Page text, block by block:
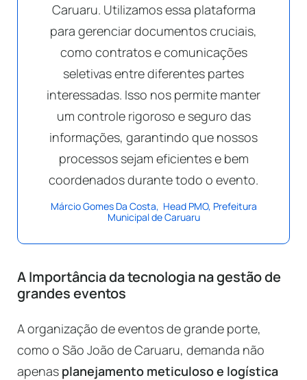
Caruaru. Utilizamos essa plataforma
para gerenciar documentos cruciais,
como contratos e comunicações
seletivas entre diferentes partes
interessadas. Isso nos permite manter
um controle rigoroso e seguro das
informações, garantindo que nossos
processos sejam eficientes e bem
coordenados durante todo o evento.
Márcio Gomes Da Costa, Head PMO, Prefeitura
Municipal de Caruaru
A Importância da tecnologia na gestão de
grandes eventos
A organização de eventos de grande porte,
como o São João de Caruaru, demanda não
apenas planejamento meticuloso e logística